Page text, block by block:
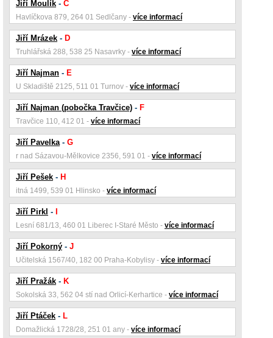
Jiří Moulík - C
Havlíčkova 879, 264 01 Sedlčany - více informací
Jiří Mrázek - D
Truhlářská 288, 538 25 Nasavrky - více informací
Jiří Najman - E
U Skladiště 2125, 511 01 Turnov - více informací
Jiří Najman (pobočka Travčice) - F
Travčice 110, 412 01 - více informací
Jiří Pavelka- G
r nad Sázavou-Mělkovice 2356, 591 01 - více informací
Jiří Pešek - H
itná 1499, 539 01 Hlinsko - více informací
Jiří Pirkl -
Lesní 681/13, 460 01 Liberec I-Staré Město - více informací
Jiří Pokorný - J
Učitelská 1567/40, 182 00 Praha-Kobylisy - více informací
Jiří Pražák - K
Sokolská 33, 562 04 stí nad Orlicí-Kerhartice - více informací
Jiří Ptáček - L
Domažlická 1728/28, 251 01 any - více informací